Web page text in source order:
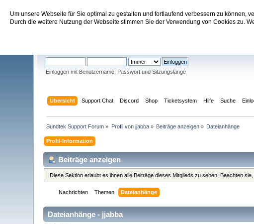
Um unsere Webseite für Sie optimal zu gestalten und fortlaufend verbessern zu können,
Durch die weitere Nutzung der Webseite stimmen Sie der Verwendung von Cookies zu.
Sundtek Support Forum
Einloggen mit Benutzername, Passwort und Sitzungslänge
Übersicht Support Chat Discord Shop Ticketsystem Hilfe Suche
Sundtek Support Forum » Profil von jjabba» Beiträge anzeigen » Dateianhänge
Profil-Information
Beiträge anzeigen
Diese Sektion erlaubt es ihnen alle Beiträge dieses Mitglieds zu sehen. Beachten
Nachrichten Themen Dateianhänge
Dateianhänge - jjabba